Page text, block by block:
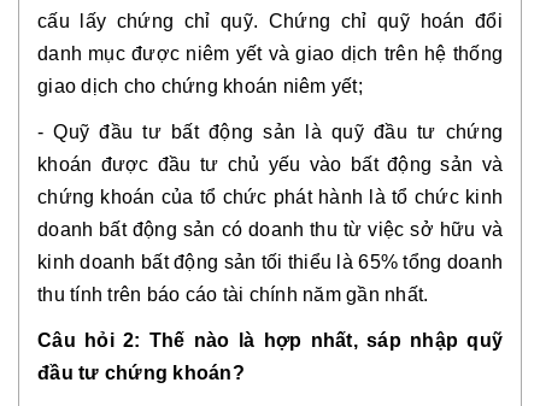
cấu lấy chứng chỉ quỹ. Chứng chỉ quỹ hoán đổi
danh mục được niêm yết và giao dịch trên hệ thống
giao dịch cho chứng khoán niêm yết;
- Quỹ đầu tư bất động sản là quỹ đầu tư chứng
khoán được đầu tư chủ yếu vào bất động sản và
chứng khoán của tổ chức phát hành là tổ chức kinh
doanh bất động sản có doanh thu từ việc sở hữu và
kinh doanh bất động sản tối thiểu là 65% tổng doanh
thu tính trên báo cáo tài chính năm gần nhất.
Câu hỏi 2: Thế nào là hợp nhất, sáp nhập quỹ
đầu tư chứng khoán?